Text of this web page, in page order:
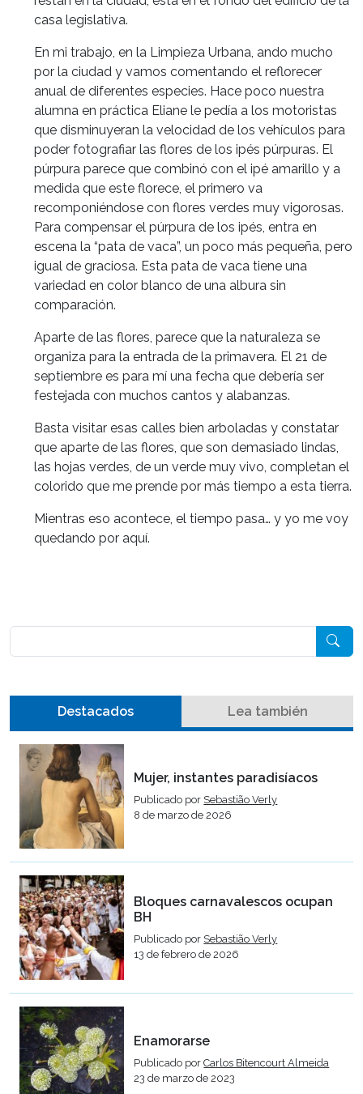
casa legislativa.
En mi trabajo, en la Limpieza Urbana, ando mucho
por la ciudad y vamos comentando el reflorecer
anual de diferentes especies. Hace poco nuestra
alumna en práctica Eliane le pedía a los motoristas
que disminuyeran la velocidad de los vehículos para
poder fotografiar las flores de los ipés púrpuras. El
púrpura parece que combinó con el ipé amarillo y a
medida que este florece, el primero va
recomponiéndose con flores verdes muy vigorosas.
Para compensar el púrpura de los ipés, entra en
escena la “pata de vaca”, un poco más pequeña, pero
igual de graciosa. Esta pata de vaca tiene una
variedad en color blanco de una albura sin
comparación.
Aparte de las flores, parece que la naturaleza se
organiza para la entrada de la primavera. El 21 de
septiembre es para mí una fecha que debería ser
festejada con muchos cantos y alabanzas.
Basta visitar esas calles bien arboladas y constatar
que aparte de las flores, que son demasiado lindas,
las hojas verdes, de un verde muy vivo, completan el
colorido que me prende por más tiempo a esta tierra.
Mientras eso acontece, el tiempo pasa… y yo me voy
quedando por aquí.
Destacados Lea también
Mujer, instantes paradisíacos
Publicado por Sebastião Verly
8 de marzo de 2026
Bloques carnavalescos ocupan
BH
Publicado por Sebastião Verly
13 de febrero de 2026
Enamorarse
Publicado porCarlos Bitencourt Almeida
23 de marzo de 2023